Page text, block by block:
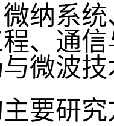
纳系
、通
微波技
要研